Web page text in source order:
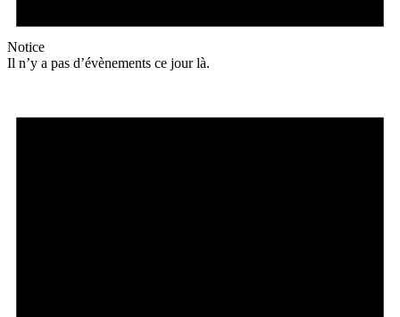
Notice
Il n’y a pas d’évènements ce jour là.